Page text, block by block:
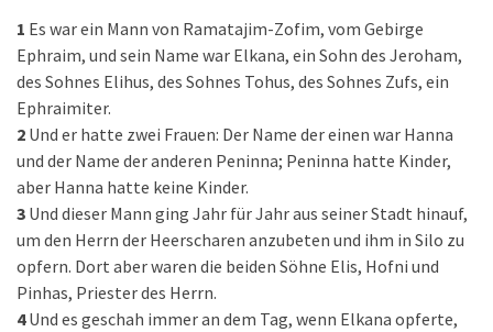
1 Es war ein Mann von Ramatajim-Zofim, vom Gebirge
Ephraim, und sein Name war Elkana, ein Sohn des Jeroham,
des Sohnes Elihus, des Sohnes Tohus, des Sohnes Zufs, ein
Ephra­imiter.
2 Und er hatte zwei Frauen: Der Name der einen war Hanna
und der Name der anderen Peninna; Peninna hatte Kinder,
aber Hanna hatte keine Kinder.
3 Und dieser Mann ging Jahr für Jahr aus seiner Stadt hinauf,
um den Herrn der Heerscharen anzubeten und ihm in Silo zu
opfern. Dort aber waren die beiden Söhne Elis, Hofni und
Pinhas, Priester des Herrn.
4 Und es geschah immer an dem Tag, wenn Elkana opferte,